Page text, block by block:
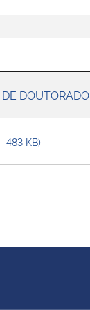
DOUTORADO
483 KB)